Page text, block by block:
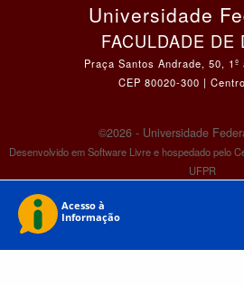
Universidade
FACULDADE DE
Praça Santos Andrade, 50,
CEP 80020-300 |
©2026 - Universidade
Desenvolvido em Software Livre e hospedado pelo
UFPR